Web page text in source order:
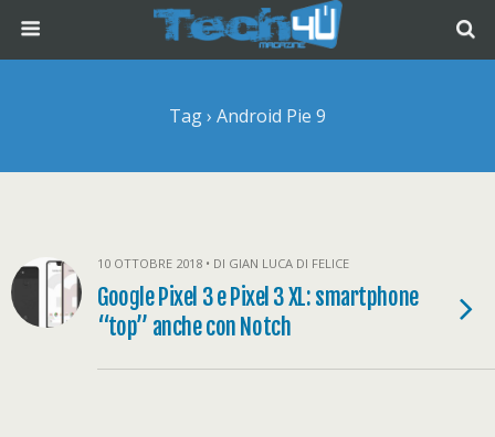
Tag › Android Pie 9
10 OTTOBRE 2018 • DI GIAN LUCA DI FELICE
Google Pixel 3 e Pixel 3 XL: smartphone
“top” anche con Notch